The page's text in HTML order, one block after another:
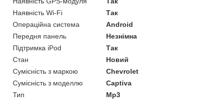
Наявність Wi-Fi
Так
Операційна система
Android
Передня панель
Незнімна
Підтримка iPod
Так
Стан
Новий
Сумісність з маркою
Chevrolet
Сумісність з моделлю
Captiva
Тип
Mp3